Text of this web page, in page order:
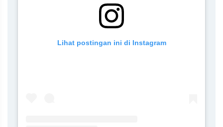
Lihat postingan ini di Instagram